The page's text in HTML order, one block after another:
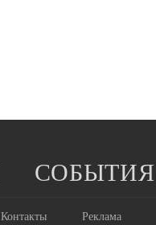
СОБЫТИЯ
Контакты Реклама